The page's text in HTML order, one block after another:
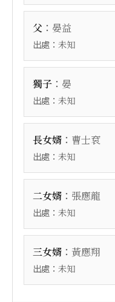
父 ： 晏益
出處： 未知
獨子 ： 晏
出處： 未知
長女婿 ： 曹士袞
出處： 未知
二女婿 ： 張應龍
出處： 未知
三女婿 ： 黃應翔
出處： 未知